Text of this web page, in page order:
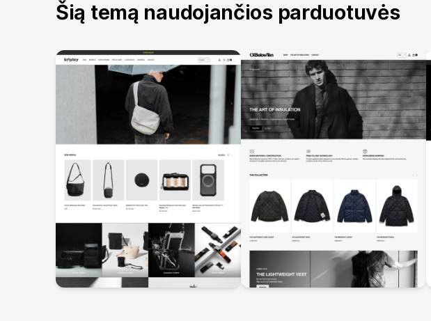
Šią temą naudojančios parduotuvės